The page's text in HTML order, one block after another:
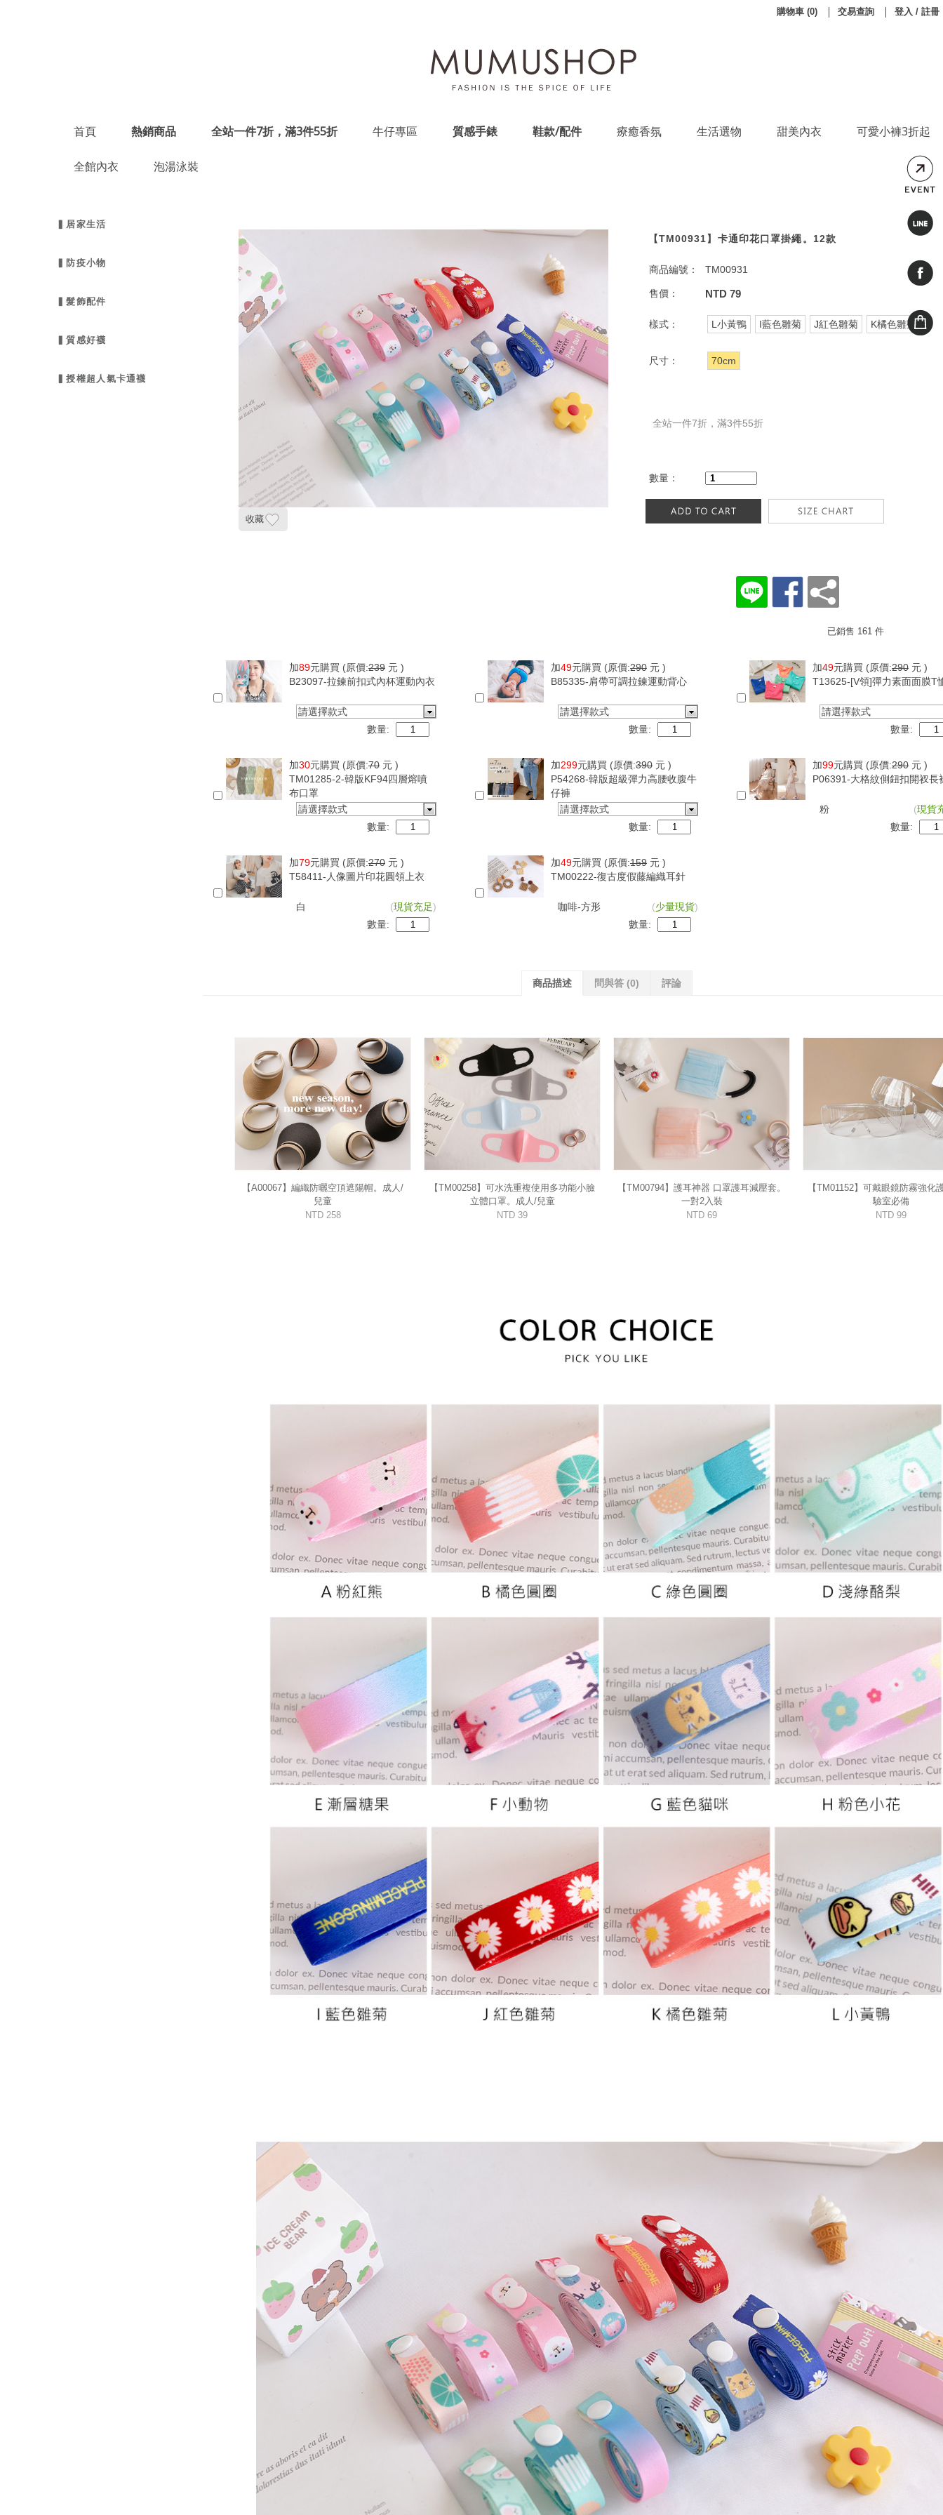
首頁 熱銷商品 全站一件7折，滿3件55折 牛仔專區 質感手錶 鞋款/配件 療癒香氛 生活選物 甜美內衣 可愛小褲3折起
全館內衣 泡湯泳裝
購物車 (0) 交易查詢 登入 / 註冊
▍居家生活
▍防疫小物
▍髮飾配件
▍質感好襪
▍授權超人氣卡通襪
收藏
【TM00931】卡通印花口罩掛繩。12款
商品編號： TM00931
售價： NTD 79
樣式： L小黃鴨 I藍色雛菊 J紅色雛菊 K橘色雛菊
尺寸： 70cm
全站一件7折，滿3件55折
數量：
已銷售 161 件
加89元購買 (原價:239 元 )
B23097-拉鍊前扣式內杯運動內衣
請選擇款式
數量:
加49元購買 (原價:290 元 )
B85335-肩帶可調拉鍊運動背心
請選擇款式
數量:
加49元購買 (原價:290 元 )
T13625-[V領]彈力素面面膜T
請選擇款式
數量:
加30元購買 (原價:70 元 )
TM01285-2-韓版KF94四層熔噴
布口罩
請選擇款式
數量:
加299元購買 (原價:390 元 )
P54268-韓版超級彈力高腰收腹牛
仔褲
請選擇款式
數量:
加99元購買 (原價:290 元 )
P06391-大格紋側鈕扣開衩長
粉 (現貨
數量:
加79元購買 (原價:270 元 )
T58411-人像圖片印花圓領上衣
白 (現貨充足)
數量:
加49元購買 (原價:159 元 )
TM00222-復古度假藤編織耳針
咖啡-方形 (少量現貨)
數量:
商品描述 問與答 (0) 評論